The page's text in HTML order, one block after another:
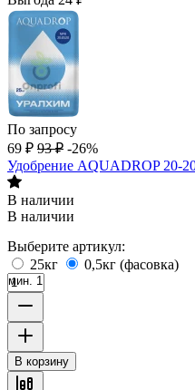
По запросу
69 ₽ 93 ₽ -26%
Удобрение AQUADROP 20-
В наличии
В наличии
Выберите артикул:
25кг
0,5кг (фасовка)
мин. 1
В корзину